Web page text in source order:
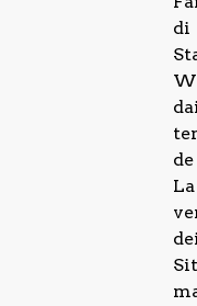
di
de
La